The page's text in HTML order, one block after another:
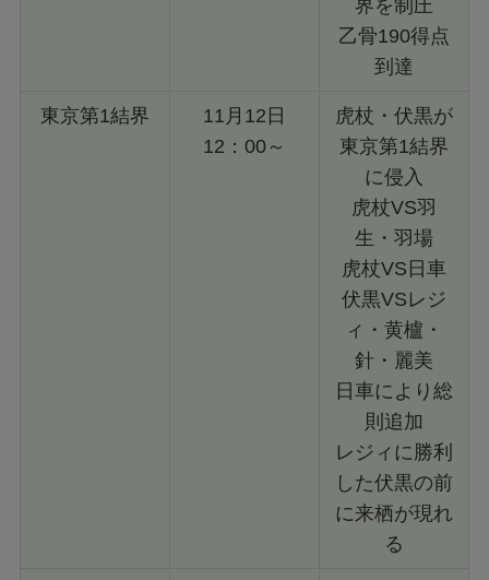
界を制圧
乙骨190得点
到達
東京第1結界
11月12日
12：00～
虎杖・伏黒が
東京第1結界
に侵入
虎杖VS羽
生・羽場
虎杖VS日車
伏黒VSレジ
ィ・黄櫨・
針・麗美
日車により総
則追加
レジィに勝利
した伏黒の前
に来栖が現れ
る